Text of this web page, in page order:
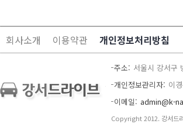
회사소개 이용약관 개인정보처리방침
주소 서울시 강서구
개인정보관리자 이
이메일
admin@k-
Copyright 2012. 강서드